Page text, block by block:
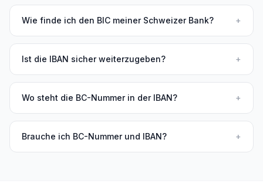
Wie finde ich den BIC meiner Schweizer Bank? +
Ist die IBAN sicher weiterzugeben? +
Wo steht die BC-Nummer in der IBAN? +
Brauche ich BC-Nummer und IBAN? +